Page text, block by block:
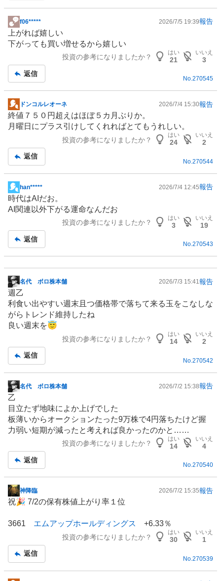
掲
示
板
f06***** 2026/7/5 19:39報告
上がれば嬉しい
下がっても買い増せるから嬉しい
投資の参考になりましたか？
はい
21
いいえ
3
返信
No.270545
掲
示
板
ドンコルレオーネ 2026/7/4 15:30報告
終値７５０円超えはほぼ５カ月ぶりか。
月曜日にプラス引けしてくれればとてもうれしい。
投資の参考になりましたか？
はい
24
いいえ
2
返信
No.270544
掲
示
板
han***** 2026/7/4 12:45報告
時代はAIだお。
AI関連以外下がる運命なんだお
投資の参考になりましたか？
はい
3
いいえ
19
返信
No.270543
掲
示
板
記
事
名代 ボロ株本舗 2026/7/3 15:41報告
週乙
利食い出やすい週末且つ価格帯で落ちて来る玉をこなしな
がらトレンド維持したね
良い週末を😇
投資の参考になりましたか？
はい
14
いいえ
2
返信
No.270542
掲
示
板
記
事
名代 ボロ株本舗 2026/7/2 15:38報告
乙
目立たず地味によか上げでした
板薄いからオークションたった9万株で4円落ちたけど握
力弱い短期が減ったと考えれば良かったのかと……
投資の参考になりましたか？
はい
14
いいえ
4
返信
No.270540
掲
示
記
神降臨 2026/7/2 15:35報告
祝🎉 7/2の保有株値上がり率１位
3661 エムアップホールディングス +6.33％
投資の参考になりましたか？
はい
30
いいえ
1
返信
No.270539